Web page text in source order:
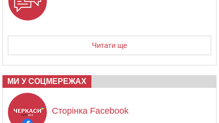
Читати ще
МИ У СОЦМЕРЕЖАХ
Сторінка Facebook